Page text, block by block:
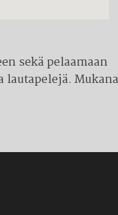
sekä pelaamaan